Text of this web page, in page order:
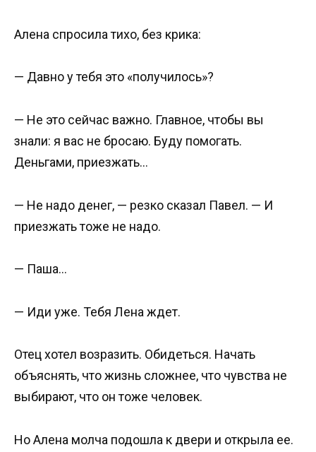
Алена спросила тихо, без крика:
— Давно у тебя это «получилось»?
— Не это сейчас важно. Главное, чтобы вы
знали: я вас не бросаю. Буду помогать.
Деньгами, приезжать…
— Не надо денег, — резко сказал Павел. — И
приезжать тоже не надо.
— Паша…
— Иди уже. Тебя Лена ждет.
Отец хотел возразить. Обидеться. Начать
объяснять, что жизнь сложнее, что чувства не
выбирают, что он тоже человек.
Но Алена молча подошла к двери и открыла ее.